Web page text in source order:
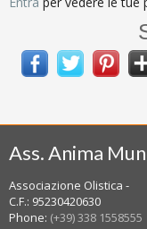
Ass. Anima
Associazione Olistica -
C.F.: 95230420630
Phone: (+39) 338 1558555